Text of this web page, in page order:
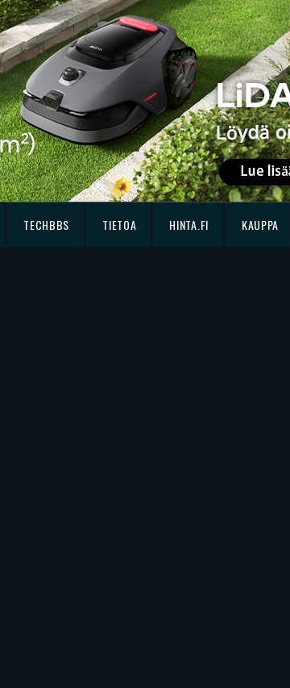
TECHBBS TIETOA HINTA.FI KAUPPA